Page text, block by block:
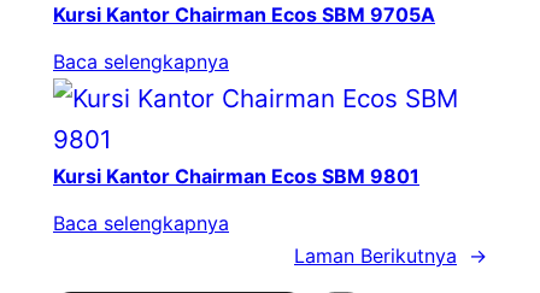
Kursi Kantor Chairman Ecos SBM 9705A
Baca selengkapnya
Kursi Kantor Chairman Ecos SBM 9801
Baca selengkapnya
Laman Berikutnya
→